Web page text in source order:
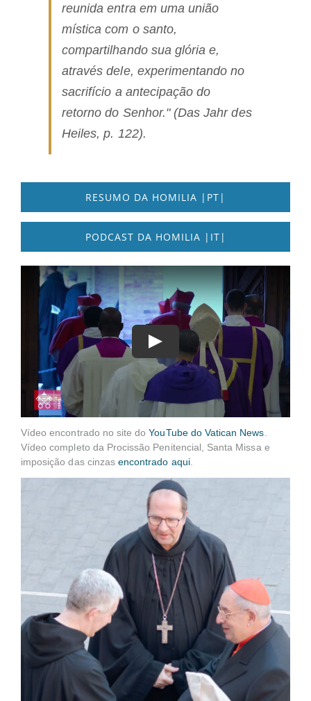
Vídeo encontrado no site doYouTube do Vatican News
Vídeo completo da Procissão Penitencial, Santa Missa e
imposição das cinzasencontrado aqui.
reunida entra em uma união
mística com o santo,
compartilhando sua glória e,
através dele, experimentando no
sacrifício a antecipação do
retorno do Senhor." (Das Jahr des
Heiles, p. 122).
RESUMO DA HOMILIA |PT|
PODCAST DA HOMILIA |IT|